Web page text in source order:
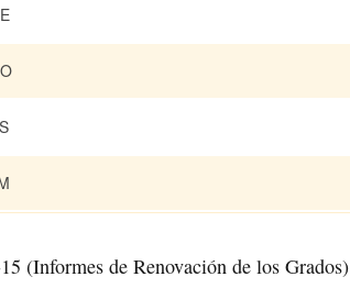
(Informes de Renovación de los Grados)